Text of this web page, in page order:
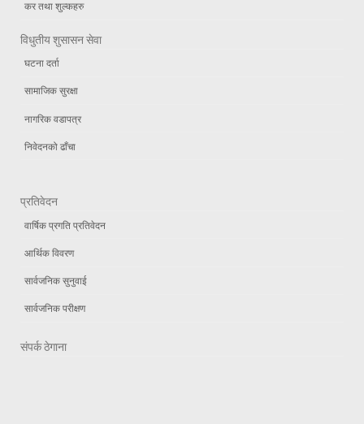
कर तथा शुल्कहरु
विधुतीय शुसासन सेवा
घटना दर्ता
सामाजिक सुरक्षा
नागरिक वडापत्र
निवेदनको ढाँचा
प्रतिवेदन
वार्षिक प्रगति प्रतिवेदन
आर्थिक विवरण
सार्वजनिक सुनुवाई
सार्वजनिक परीक्षण
संपर्क ठेगाना